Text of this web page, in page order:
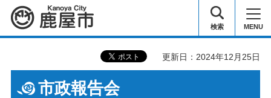
鹿屋市 検索 MENU
更新日：2024年12月25日
市政報告会